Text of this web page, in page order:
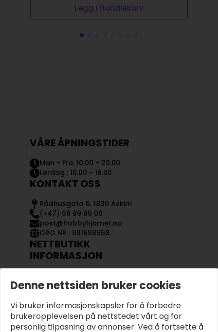
Legg I Handlekurv
VÅRE ÅPNINGSTIDER
Man - Fre: 10.00 - 20.00
Lørdag : 10.00 - 18.00
KONTAKT OSS
Rådhusgata 6, 1830 Askim
(+47) 69 89 69 00
post@hobbyhjornet.no
ORG NR : 991698558
NETTBUTIKK
INFORMASJON
OM OSS
KJØPSVILKÅR OG BETINGELSER
PERSONVERN
Denne nettsiden bruker cookies
Vi bruker informasjonskapsler for å forbedre
brukeropplevelsen på nettstedet vårt og for
personlig tilpasning av annonser. Ved å fortsette å